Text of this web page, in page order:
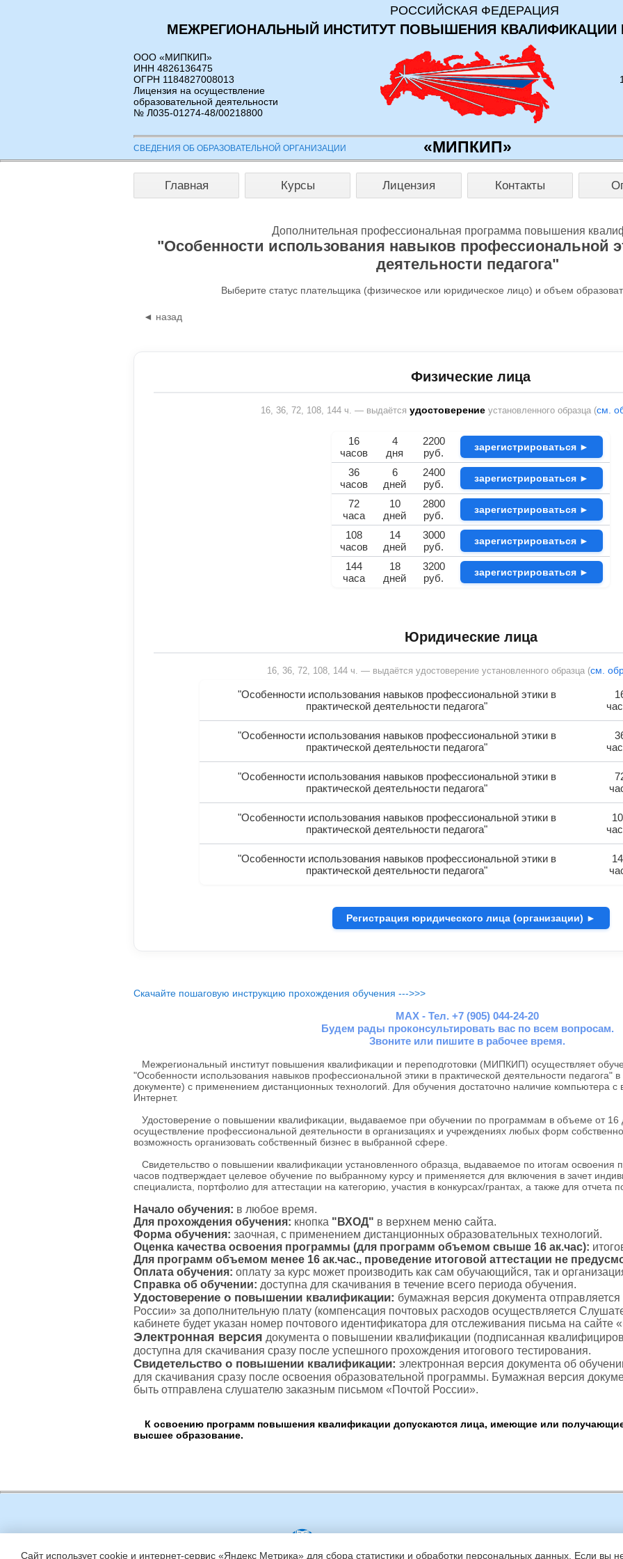
РОССИЙСКАЯ ФЕДЕРАЦИЯ
МЕЖРЕГИОНАЛЬНЫЙ ИНСТИТУТ ПОВЫШЕНИЯ КВАЛИФИКАЦИИ
ООО «МИПКИП»
ИНН 4826136475
ОГРН 1184827008013
Лицензия на осуществление
образовательной деятельности
№ Л035-01274-48/00218800
СВЕДЕНИЯ ОБ ОБРАЗОВАТЕЛЬНОЙ ОРГАНИЗАЦИИ «МИПКИП»
Главная Курсы Лицензия Контакты
Дополнительная профессиональная программа повышения
"Особенности использования навыков профессиональной
деятельности педагога"
Выберите статус плательщика (физическое или юридическое лицо) и объем
◄ назад
Физические лица
16, 36, 72, 108, 144 ч. — выдаётся удостоверение установленного образца (см.
16
часов
4
дня
2200
руб.
зарегистрироваться ►
36
часов
6
дней
2400
руб.
зарегистрироваться ►
72
часа
10
дней
2800
руб.
зарегистрироваться ►
108
часов
14
дней
3000
руб.
зарегистрироваться ►
144
часа
18
дней
3200
руб.
зарегистрироваться ►
Юридические лица
16, 36, 72, 108, 144 ч. — выдаётся удостоверение установленного образца (см.
"Особенности использования навыков профессиональной этики в
практической деятельности педагога"
"Особенности использования навыков профессиональной этики в
практической деятельности педагога"
"Особенности использования навыков профессиональной этики в
практической деятельности педагога"
"Особенности использования навыков профессиональной этики в
практической деятельности педагога"
"Особенности использования навыков профессиональной этики в
практической деятельности педагога"
Регистрация юридического лица (организации) ►
Скачайте пошаговую инструкцию прохождения обучения --->>>
MAX - Тел. +7 (905) 044-24-20
Будем рады проконсультировать вас по всем вопросам.
Звоните или пишите в рабочее время.
Межрегиональный институт повышения квалификации и переподготовки (МИПКИП) осуществляет
"Особенности использования навыков профессиональной этики в практической деятельности педагога"
документе) с применением дистанционных технологий. Для обучения достаточно наличие компьютера
Интернет.
Удостоверение о повышении квалификации, выдаваемое при обучении по программам в объеме от 16
осуществление профессиональной деятельности в организациях и учреждениях любых форм
возможность организовать собственный бизнес в выбранной сфере.
Свидетельство о повышении квалификации установленного образца, выдаваемое по итогам
часов подтверждает целевое обучение по выбранному курсу и применяется для включения в зачет
специалиста, портфолио для аттестации на категорию, участия в конкурсах/грантах, а также для отчета
Начало обучения: в любое время.
Для прохождения обучения: кнопка "ВХОД" в верхнем меню сайта.
Форма обучения: заочная, с применением дистанционных образовательных технологий.
Оценка качества освоения программы (для программ объемом свыше 16 ак.час):
Для программ объемом менее 16 ак.час., проведение итоговой аттестации не
Оплата обучения: оплату за курс может производить как сам обучающийся, так и
Справка об обучении: доступна для скачивания в течение всего периода обучения.
Удостоверение о повышении квалификации: бумажная версия документа
России» за дополнительную плату (компенсация почтовых расходов осуществляется
кабинете будет указан номер почтового идентификатора для отслеживания письма на сайте
Электронная версия документа о повышении квалификации (подписанная
доступна для скачивания сразу после успешного прохождения итогового тестирования.
Свидетельство о повышении квалификации: электронная версия документа об
для скачивания сразу после освоения образовательной программы. Бумажная версия
быть отправлена слушателю заказным письмом «Почтой России».
К освоению программ повышения квалификации допускаются лица, имеющие или
высшее образование.
Copyright (c)МИПКИП|Подписаться на e-mail уведомления |
Сайт использует cookie и интернет-сервис «Яндекс Метрика» для сбора статистики и обработки персональных данных. Если вы